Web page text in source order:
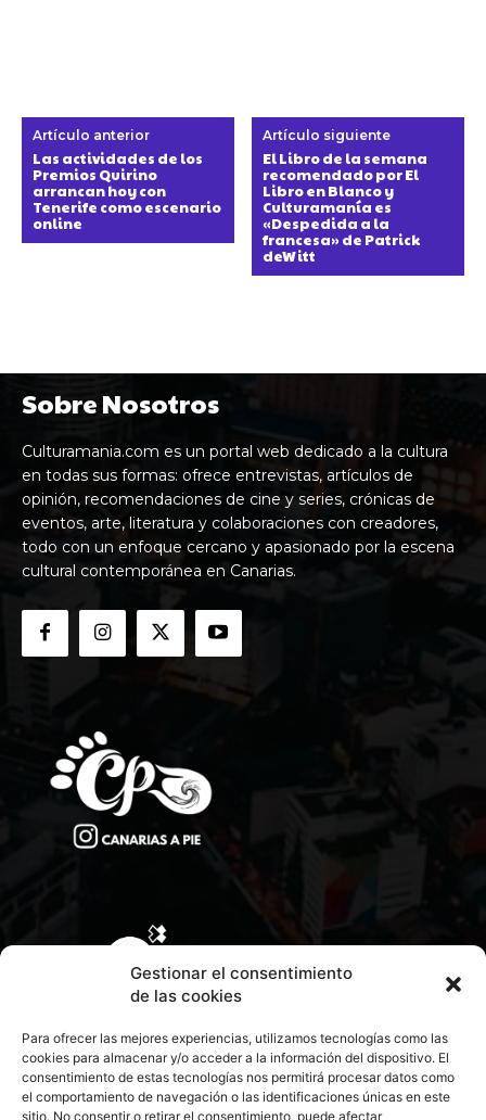
Gestionar el consentimiento
de las cookies
Para ofrecer las mejores experiencias, utilizamos tecnologías como las
cookies para almacenar y/o acceder a la información del dispositivo. El
consentimiento de estas tecnologías nos permitirá procesar datos como
el comportamiento de navegación o las identificaciones únicas en este
sitio. No consentir o retirar el consentimiento, puede afectar
Artículo anterior
Las actividades de los
Premios Quirino
arrancan hoy con
Tenerife como escenario
online
Artículo siguiente
El Libro de la semana
recomendado por El
Libro en Blanco y
Culturamanía es
«Despedida a la
francesa» de Patrick
deWitt
Sobre Nosotros
Culturamania.com es un portal web dedicado a la cultura
en todas sus formas: ofrece entrevistas, artículos de
opinión, recomendaciones de cine y series, crónicas de
eventos, arte, literatura y colaboraciones con creadores,
todo con un enfoque cercano y apasionado por la escena
cultural contemporánea en Canarias.